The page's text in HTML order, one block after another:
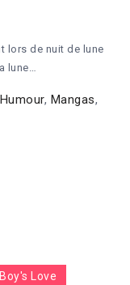
lors de nuit de lune
lune…
Humour, Mangas,
Boy's Love